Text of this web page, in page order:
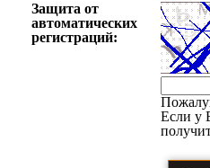
Защита от
автоматических
регистраций:
Если у